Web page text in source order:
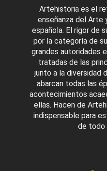
Artehistoria es el
enseñanza del Arte
española. El rigor de
por la categoría de
grandes autoridades
tratadas de las
junto a la diversidad
abarcan todas las
acontecimientos
ellas. Hacen de
indispensable para
de todo